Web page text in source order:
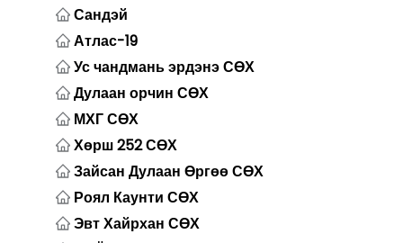
Сандэй
Атлас-19
Ус чандмань эрдэнэ СӨХ
Дулаан орчин СӨХ
МХГ СӨХ
Хөрш 252 СӨХ
Зайсан Дулаан Өргөө СӨХ
Роял Каунти СӨХ
Эвт Хайрхан СӨХ